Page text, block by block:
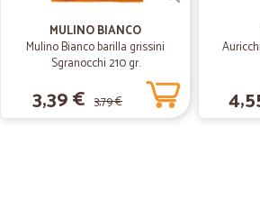
19/
rapida
MULINO BIANCO
Mulino Bianco barilla grissini
Sgranocchi 210 gr.
3,39 € 3,79 €